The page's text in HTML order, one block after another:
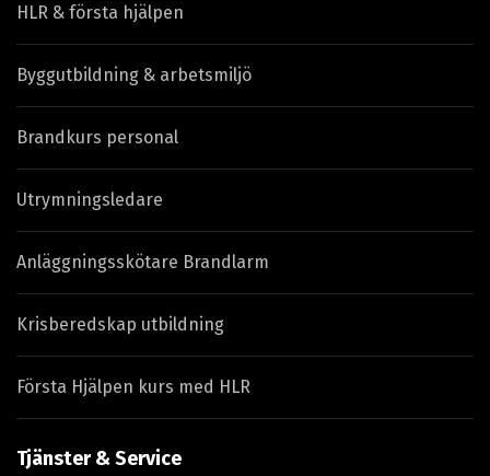
HLR & första hjälpen
Byggutbildning & arbetsmiljö
Brandkurs personal
Utrymningsledare
Anläggningsskötare Brandlarm
Krisberedskap utbildning
Första Hjälpen kurs med HLR
Tjänster & Service